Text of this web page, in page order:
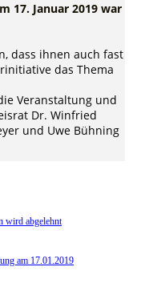
17. Januar 2019 war
dass ihnen auch fast
das Thema
Veranstaltung und
Dr. Winfried
und Uwe Bühning
wird abgelehnt
am 17.01.2019